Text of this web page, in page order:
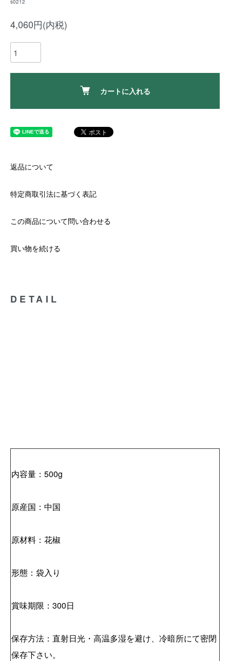
s0212
4,060円(内税)
カートに入れる
返品について
特定商取引法に基づく表記
この商品について問い合わせる
買い物を続ける
DETAIL
内容量：500g
原産国：中国
原材料：花椒
形態：袋入り
賞味期限：300日
保存方法：直射日光・高温多湿を避け、冷暗所にて密閉
保存下さい。